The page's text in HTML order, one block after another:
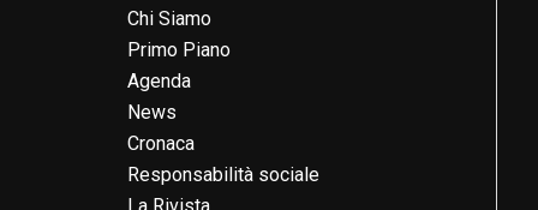
Chi Siamo
Primo Piano
Agenda
News
Cronaca
Responsabilità sociale